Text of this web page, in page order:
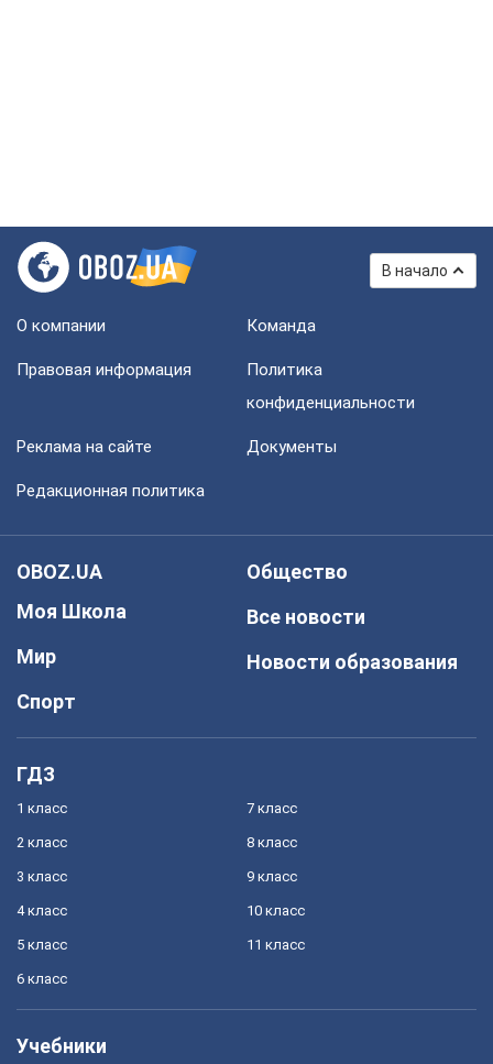
В начало
О компании Команда
Правовая информация
Политика
конфиденциальности
Реклама на сайте Документы
Редакционная политика
OBOZ.UA
Моя Школа
Мир
Спорт
Общество
Все новости
Новости образования
ГДЗ
1 класс
2 класс
3 класс
4 класс
5 класс
6 класс
7 класс
8 класс
9 класс
10 класс
11 класс
Учебники